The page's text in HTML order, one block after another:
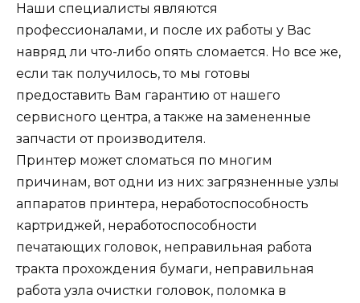
Наши специалисты являются
профессионалами, и после их работы у Вас
навряд ли что-либо опять сломается. Но все же,
если так получилось, то мы готовы
предоставить Вам гарантию от нашего
сервисного центра, а также на замененные
запчасти от производителя.
Принтер может сломаться по многим
причинам, вот одни из них: загрязненные узлы
аппаратов принтера, неработоспособность
картриджей, неработоспособности
печатающих головок, неправильная работа
тракта прохождения бумаги, неправильная
работа узла очистки головок, поломка в